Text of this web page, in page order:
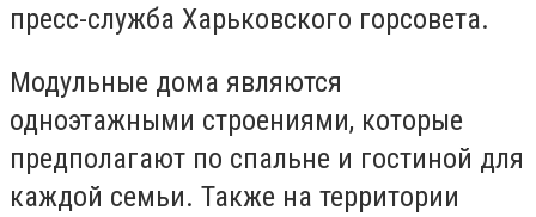
пресс-служба Харьковского горсовета.
Модульные дома являются
одноэтажными строениями, которые
предполагают по спальне и гостиной для
каждой семьи. Также на территории